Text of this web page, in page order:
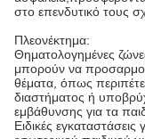
στο επενδυτικό τους
Πλεονέκτημα:
Θηματολογημένες
μπορούν να
θέματα, όπως
διαστήματος ή
εμβάθυνσης για τα
Ειδικές εγκαταστάσεις